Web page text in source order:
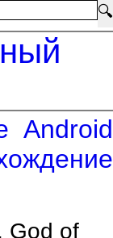
🔍
Android
God of